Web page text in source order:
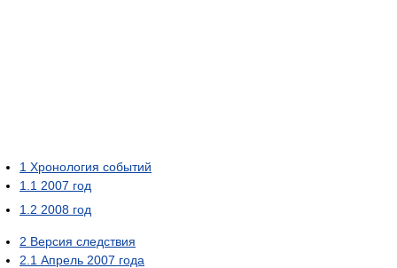
1 Хронология событий
1.1 2007 год
1.2 2008 год
2 Версия следствия
2.1 Апрель 2007 года